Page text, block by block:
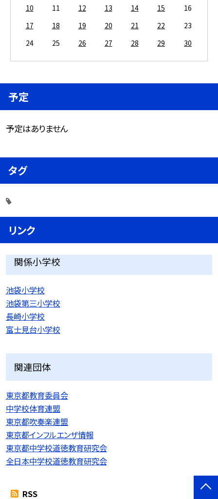
10
11 12 13 14 15
16
17
18 19 20 21 22
23
24
25 26 27 28 29 30
予定
予定はありません
タグ
リンク
関係小学校
池袋小学校
池袋第三小学校
長崎小学校
富士見台小学校
関連団体
東京都教育委員会
中学校体育連盟
東京都吹奏楽連盟
東京都インフルエンザ情報
東京都中学校道徳教育研究会
全日本中学校道徳教育研究会
RSS